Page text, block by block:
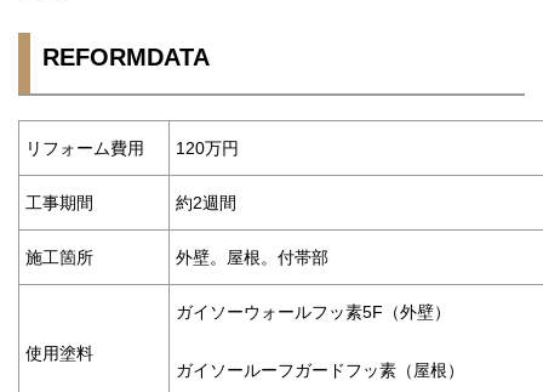
REFORMDATA
リフォーム費用 120万円
工事期間 約2週間
施工箇所 外壁。屋根。付帯部
使用塗料
ガイソーウォールフッ素5F（外壁）
ガイソールーフガードフッ素（屋根）